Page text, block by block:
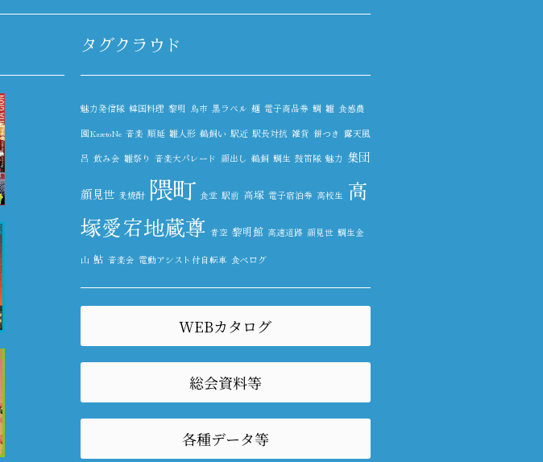
タグクラウド
魅力発信隊 韓国料理 黎明 鳥市 黒ラベル 麺 電子商品券 鯛 雛 食感農
園KazetoNe 音楽 順延 雛人形 鵜飼い 駅近 駅長対抗 雑貨 餅つき 露天風
呂 飲み会 雛祭り 音楽大パレード 顔出し 鵜飼 鯛生 鼓笛隊 魅力 集団
顔見世 麦焼酎 隈町 食堂 駅前 高塚 電子宿泊券 高校生 高
塚愛宕地蔵尊 青空 黎明館 高速道路 顔見世 鯛生金
山 鮎 音楽会 電動アシスト付自転車 食べログ
WEBカタログ
総会資料等
各種データ等